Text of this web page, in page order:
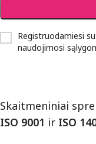
Registruodamiesi
naudojimosi
Skaitmeniniai
ISO 9001 ir ISO